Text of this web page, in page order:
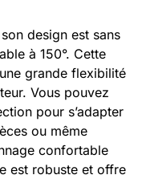
design est sans
à 150°. Cette
grande flexibilité
Vous pouvez
pour s’adapter
ou même
confortable
est robuste et offre